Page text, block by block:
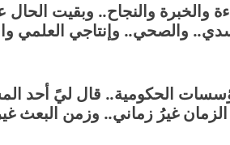
والنجاح.. وبقيت الحال
والصحي.. وإنتاجي العلمي
2009 كنت مستشاراً في إحدى المؤسسات الحكومية..
غيرُ زماني.. وزمن البعث